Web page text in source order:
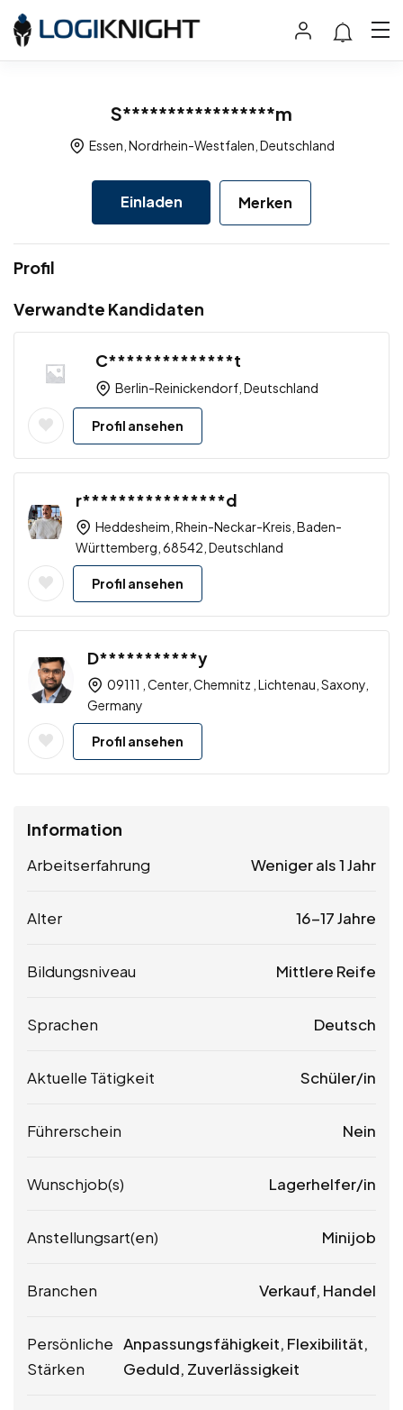
S*****************m
Essen, Nordrhein-Westfalen, Deutschland
Einladen Merken
Profil
Verwandte Kandidaten
C**************t
Berlin-Reinickendorf, Deutschland
Profil ansehen
r****************d
Heddesheim, Rhein-Neckar-Kreis, Baden-
Württemberg, 68542, Deutschland
Profil ansehen
D***********y
09111 , Center, Chemnitz , Lichtenau, Saxony,
Germany
Profil ansehen
Information
Arbeitserfahrung Weniger als 1 Jahr
Alter 16-17 Jahre
Bildungsniveau Mittlere Reife
Sprachen Deutsch
Aktuelle Tätigkeit Schüler/in
Führerschein Nein
Wunschjob(s) Lagerhelfer/in
Anstellungsart(en) Minijob
Branchen Verkauf, Handel
Persönliche
Stärken
Anpassungsfähigkeit, Flexibilität,
Geduld, Zuverlässigkeit